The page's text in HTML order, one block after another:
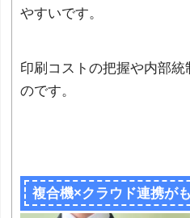
やすいです。
印刷コストの把握や内部
のです。
複合機×クラウド連携が